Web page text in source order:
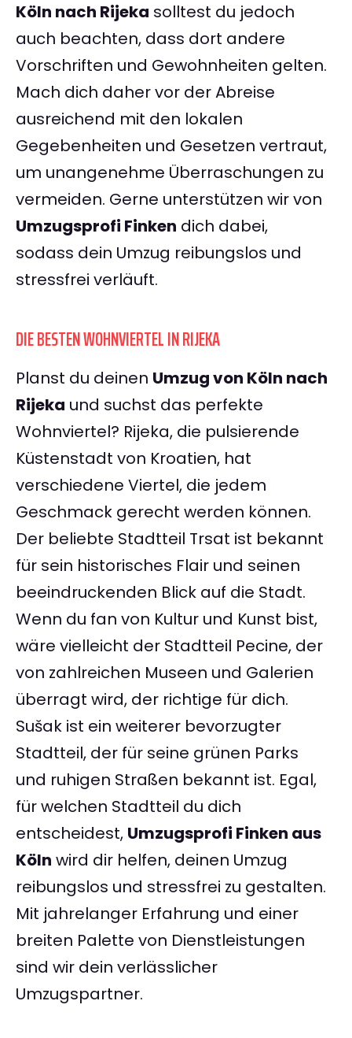
Köln nach Rijeka solltest du jedoch
auch beachten, dass dort andere
Vorschriften und Gewohnheiten gelten.
Mach dich daher vor der Abreise
ausreichend mit den lokalen
Gegebenheiten und Gesetzen vertraut,
um unangenehme Überraschungen zu
vermeiden. Gerne unterstützen wir von
Umzugsprofi Finken dich dabei,
sodass dein Umzug reibungslos und
stressfrei verläuft.
DIE BESTEN WOHNVIERTEL IN RIJEKA
Planst du deinen Umzug von Köln nach
Rijeka und suchst das perfekte
Wohnviertel? Rijeka, die pulsierende
Küstenstadt von Kroatien, hat
verschiedene Viertel, die jedem
Geschmack gerecht werden können.
Der beliebte Stadtteil Trsat ist bekannt
für sein historisches Flair und seinen
beeindruckenden Blick auf die Stadt.
Wenn du fan von Kultur und Kunst bist,
wäre vielleicht der Stadtteil Pecine, der
von zahlreichen Museen und Galerien
überragt wird, der richtige für dich.
Sušak ist ein weiterer bevorzugter
Stadtteil, der für seine grünen Parks
und ruhigen Straßen bekannt ist. Egal,
für welchen Stadtteil du dich
entscheidest, Umzugsprofi Finken aus
Köln wird dir helfen, deinen Umzug
reibungslos und stressfrei zu gestalten.
Mit jahrelanger Erfahrung und einer
breiten Palette von Dienstleistungen
sind wir dein verlässlicher
Umzugspartner.